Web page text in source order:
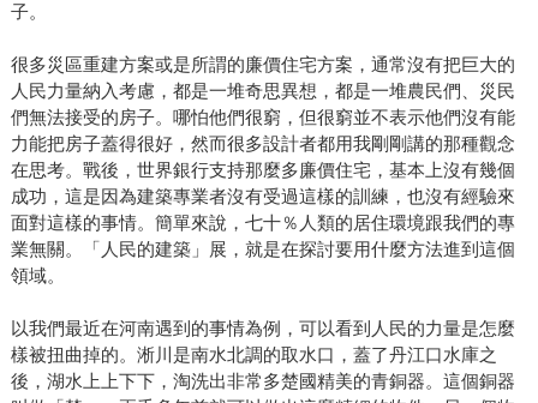
子。
很多災區重建方案或是所謂的廉價住宅方案，通常沒有把巨大的
人民力量納入考慮，都是一堆奇思異想，都是一堆農民們、災民
們無法接受的房子。哪怕他們很窮，但很窮並不表示他們沒有能
力能把房子蓋得很好，然而很多設計者都用我剛剛講的那種觀念
在思考。戰後，世界銀行支持那麼多廉價住宅，基本上沒有幾個
成功，這是因為建築專業者沒有受過這樣的訓練，也沒有經驗來
面對這樣的事情。簡單來說，七十％人類的居住環境跟我們的專
業無關。「人民的建築」展，就是在探討要用什麼方法進到這個
領域。
以我們最近在河南遇到的事情為例，可以看到人民的力量是怎麼
樣被扭曲掉的。淅川是南水北調的取水口，蓋了丹江口水庫之
後，湖水上上下下，淘洗出非常多楚國精美的青銅器。這個銅器